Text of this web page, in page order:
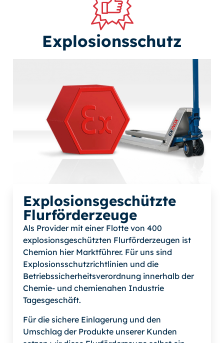
Explosionsschutz
Explosionsgeschützte
Flurförderzeuge
Als Provider mit einer Flotte von 400
explosionsgeschützten Flurförderzeugen ist
Chemion hier Marktführer. Für uns sind
Explosionsschutzrichtlinien und die
Betriebssicherheitsverordnung innerhalb der
Chemie- und chemienahen Industrie
Tagesgeschäft.
Für die sichere Einlagerung und den
Umschlag der Produkte unserer Kunden